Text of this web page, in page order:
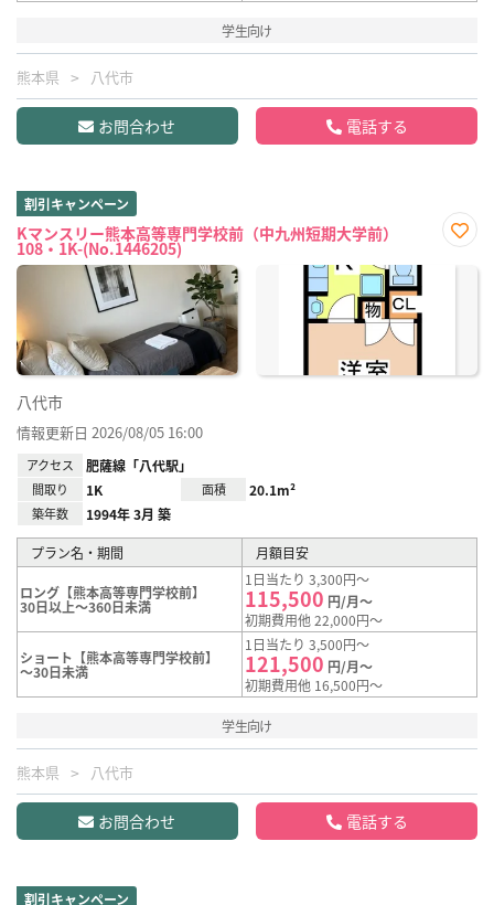
学生向け
熊本県 八代市
お問合わせ 電話する
割引キャンペーン
Kマンスリー熊本高等専門学校前（中九州短期大学前）
108・1K-(No.1446205)
に入
八代市
情報更新日 2026/08/05 16:00
アクセス 肥薩線「八代駅」
間取り 1K 面積 20.1m²
築年数 1994年 3月 築
プラン名・期間 月額目安
ロング【熊本高等専門学校前】
30日以上～360日未満
1日当たり 3,300円～
115,500 円/月～
初期費用他 22,000円～
ショート【熊本高等専門学校前】
～30日未満
1日当たり 3,500円～
121,500 円/月～
初期費用他 16,500円～
学生向け
熊本県 八代市
お問合わせ 電話する
割引キャンペーン